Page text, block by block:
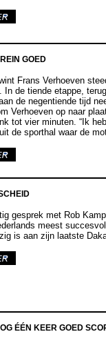
GOED
Frans Verhoeven
In de tiende etappe,
de negentiende tijd
Verhoeven op naar
tot vier minuten. “Ik
de sporthal waar de
gesprek met Rob
meest
is aan zijn laatste
ÉÉN KEER GOED